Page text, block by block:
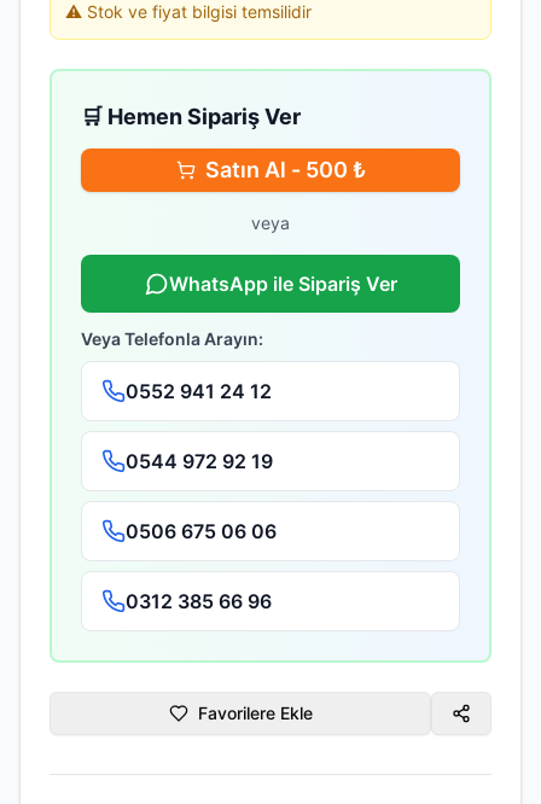
⚠️ Stok ve fiyat bilgisi temsilidir
🛒 Hemen Sipariş Ver
Satın Al - 500 ₺
veya
WhatsApp ile Sipariş Ver
Veya Telefonla Arayın:
0552 941 24 12
0544 972 92 19
0506 675 06 06
0312 385 66 96
Favorilere Ekle